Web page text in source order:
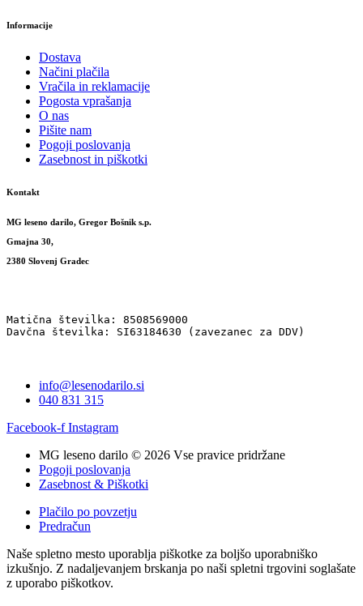
Informacije
Dostava
Načini plačila
Vračila in reklamacije
Pogosta vprašanja
O nas
Pišite nam
Pogoji poslovanja
Zasebnost in piškotki
Kontakt
MG leseno darilo, Gregor Bošnik s.p.
Gmajna 30,
2380 Slovenj Gradec
Matična številka: 8508569000
Davčna številka: SI63184630 (zavezanec za DDV)
info@lesenodarilo.si
040 831 315
Facebook-f Instagram
MG leseno darilo © 2026 Vse pravice pridržane
Pogoji poslovanja
Zasebnost & Piškotki
Plačilo po povzetju
Predračun
Naše spletno mesto uporablja piškotke za boljšo uporabniško
izkušnjo. Z nadaljevanjem brskanja po naši spletni trgovini soglašate
z uporabo piškotkov.